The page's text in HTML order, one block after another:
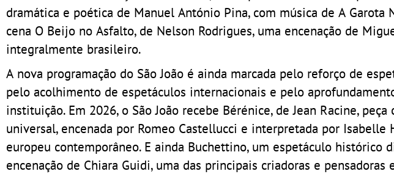
dramática e poética de Manuel António Pina, com música de A Garota
cena O Beijo no Asfalto, de Nelson Rodrigues, uma encenação de
integralmente brasileiro.
A nova programação do São João é ainda marcada pelo reforço de
pelo acolhimento de espetáculos internacionais e pelo
instituição. Em 2026, o São João recebe Bérénice, de Jean Racine,
universal, encenada por Romeo Castellucci e interpretada por
europeu contemporâneo. E ainda Buchettino, um espetáculo histórico
encenação de Chiara Guidi, uma das principais criadoras e